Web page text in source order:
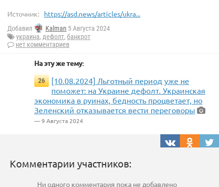
Источник: https://asd.news/articles/ukra...
Добавил Kalman 5 Августа 2024
украина, дефолт, банкрот
нет комментариев
На эту же тему:
26
[10.08.2024] Льготный период уже не
поможет: на Украине дефолт. Украинская
экономика в руинах, бедность процветает, но
Зеленский отказывается вести переговоры
— 9 Августа 2024
Комментарии участников:
Ни одного комментария пока не добавлено